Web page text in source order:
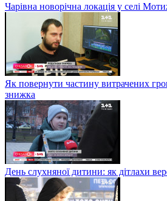
Чарівна новорічна локація у селі
Як повернути частину витрачених
знижка
День слухняної дитини: як дітлахи